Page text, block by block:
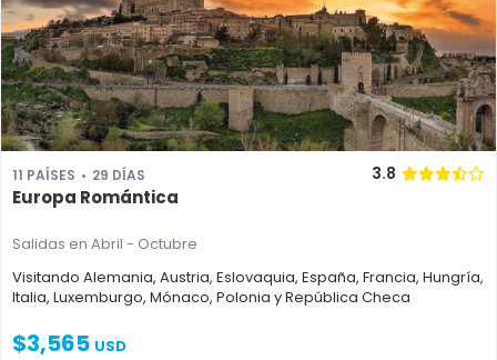
11 PAÍSES 29 DÍAS 3.8
Europa Romántica
Salidas en Abril - Octubre
Visitando Alemania, Austria, Eslovaquia, España, Francia, Hungría,
Italia, Luxemburgo, Mónaco, Polonia yRepública Checa
$3,565 USD